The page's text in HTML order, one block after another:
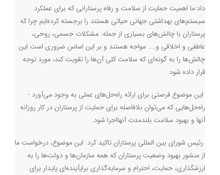
داد:ما اهمیت حمایت از سلامت و رفاه پرستارانی که برای عملکرد
سیستم‌های بهداشتی جهانی حیاتی هستند را برجسته کرده‌ایم چرا که
پرستاران با چالش‌های بسیاری از جمله: مشکلات جسمی، روحی،
عاطفی و اخلاقی و.... مواجه هستند و بر این اساس ضروری است این
چالش‌ها را به گونه‌ای که سلامت کلی آن‌ها را تقویت کند، مورد توجه
قرار داده شود.
این موضوع فرصتی برای ارائه راه‌حل‌های عملی به وجود می‌آورد -
راه‌حل‌هایی که می‌توان بلافاصله برای حمایت از پرستاران در کار روزانه
آنها و بهبود سلامت بلندمدت آنهااجرا شود.
رئیس شورای بین المللی پرستاران تاکید کرد: این موضوع، درخواست ما
از منشور بهبود وضعیت پرستاران که همه سازمان‌ها و دولت‌ها را به
ارزشگذاری، حمایت، احترام و سرمایه‌گذاری برایآینده‌ای پایدار برای